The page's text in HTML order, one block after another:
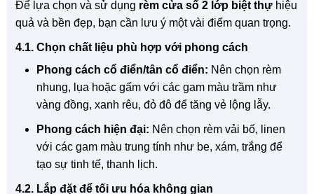
Để lựa chọn và sử dụng rèm cửa sổ 2 lớp biệt thự hiệu
quả và bền đẹp, bạn cần lưu ý một vài điểm quan trọng.
4.1. Chọn chất liệu phù hợp với phong cách
Phong cách cổ điển/tân cổ điển: Nên chọn rèm
nhung, lụa hoặc gấm với các gam màu trầm như
vàng đồng, xanh rêu, đỏ đô để tăng vẻ lộng lẫy.
Phong cách hiện đại: Nên chọn rèm vải bố, linen
với các gam màu trung tính như be, xám, trắng để
tạo sự tinh tế, thanh lịch.
4.2. Lắp đặt để tối ưu hóa không gian